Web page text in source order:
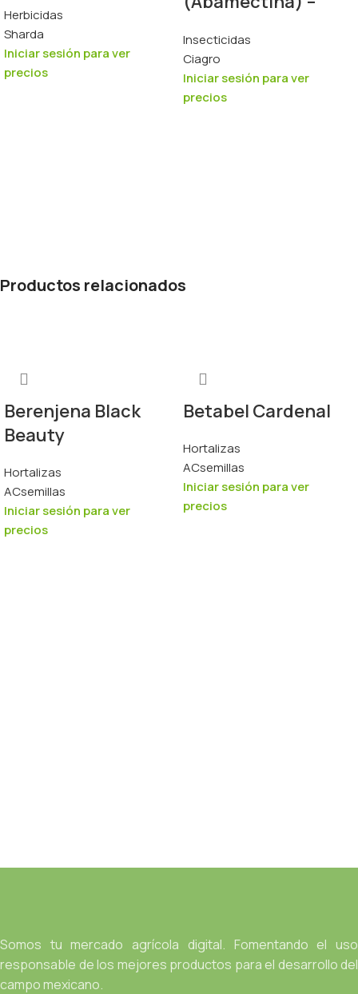
Herbicidas
Sharda
Iniciar sesión para ver
precios
Insecticidas
Ciagro
Iniciar sesión para ver
precios
Productos relacionados
Berenjena Black
Beauty
Hortalizas
ACsemillas
Iniciar sesión para ver
precios
Betabel Cardenal
Hortalizas
ACsemillas
Iniciar sesión para ver
precios
Somos tu mercado agrícola digital. Fomentando el uso
responsable de los mejores productos para el desarrollo del
campo mexicano.